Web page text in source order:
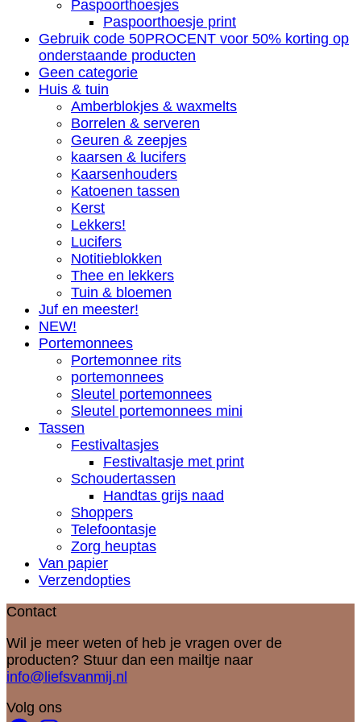
Paspoorthoesjes
Paspoorthoesje print
Gebruik code 50PROCENT voor 50% korting op
onderstaande producten
Geen categorie
Huis & tuin
Amberblokjes & waxmelts
Borrelen & serveren
Geuren & zeepjes
kaarsen & lucifers
Kaarsenhouders
Katoenen tassen
Kerst
Lekkers!
Lucifers
Notitieblokken
Thee en lekkers
Tuin & bloemen
Juf en meester!
NEW!
Portemonnees
Portemonnee rits
portemonnees
Sleutel portemonnees
Sleutel portemonnees mini
Tassen
Festivaltasjes
Festivaltasje met print
Schoudertassen
Handtas grijs naad
Shoppers
Telefoontasje
Zorg heuptas
Van papier
Verzendopties
Contact
Wil je meer weten of heb je vragen over de
producten? Stuur dan een mailtje naar
info@liefsvanmij.nl
Volg ons